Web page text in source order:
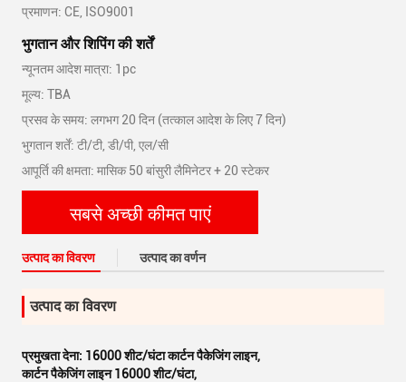
प्रमाणन: CE, ISO9001
भुगतान और शिपिंग की शर्तें
न्यूनतम आदेश मात्रा: 1pc
मूल्य: TBA
प्रसव के समय: लगभग 20 दिन (तत्काल आदेश के लिए 7 दिन)
भुगतान शर्तें: टी/टी, डी/पी, एल/सी
आपूर्ति की क्षमता: मासिक 50 बांसुरी लैमिनेटर + 20 स्टेकर
सबसे अच्छी कीमत पाएं
उत्पाद का विवरण उत्पाद का वर्णन
उत्पाद का विवरण
प्रमुखता देना: 16000 शीट/घंटा कार्टन पैकेजिंग लाइन,
कार्टन पैकेजिंग लाइन 16000 शीट/घंटा,